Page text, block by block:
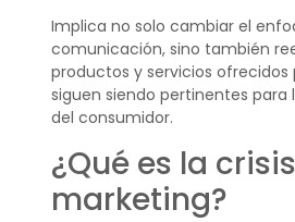
Implica no solo cambiar el
comunicación, sino también
productos y servicios ofrecidos
siguen siendo pertinentes para
del consumidor.
¿Qué es la
marketing?